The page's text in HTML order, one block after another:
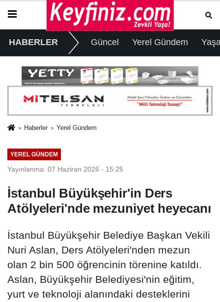
HABERLER Güncel Yerel Gündem
Haberler Yerel Gündem
YEREL GÜNDEM
Yayınlanma: 07 Haziran 2026 - 15:25
İstanbul Büyükşehir'in Ders
Atölyeleri'nde mezuniyet heyecanı
İstanbul Büyükşehir Belediye Başkan Vekili
Nuri Aslan, Ders Atölyeleri'nden mezun
olan 2 bin 500 öğrencinin törenine katıldı.
Aslan, Büyükşehir Belediyesi'nin eğitim,
yurt ve teknoloji alanındaki desteklerini